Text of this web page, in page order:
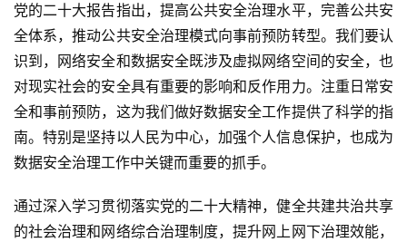
党的二十大报告指出，提高公共安全治理水平，完善公共安
全体系，推动公共安全治理模式向事前预防转型。我们要认
识到，网络安全和数据安全既涉及虚拟网络空间的安全，也
对现实社会的安全具有重要的影响和反作用力。注重日常安
全和事前预防，这为我们做好数据安全工作提供了科学的指
南。特别是坚持以人民为中心，加强个人信息保护，也成为
数据安全治理工作中关键而重要的抓手。
通过深入学习贯彻落实党的二十大精神，健全共建共治共享
的社会治理和网络综合治理制度，提升网上网下治理效能，